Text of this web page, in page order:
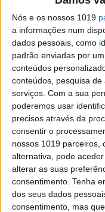
Nós e os nossos 1019
a informações num
dados pessoais, como
padrão enviadas por
conteúdos
conteúdos, pesquisa
serviços. Com a sua
poderemos usar
precisos através da
consentir o
nossos 1019 parceiros,
alternativa, pode
alterar as suas
consentimento. Tenha
dos seus dados
consentimento, mas
SOCIEDADE
Rita Ferro
de Deneuve
contra as
Carta de
Deneuve, contra
denunciam
“grave como o
machismo das
SIC. E a
carta de quem